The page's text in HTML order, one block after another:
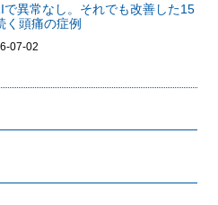
で異常なし。それでも改善した15
く頭痛の症例
07-02